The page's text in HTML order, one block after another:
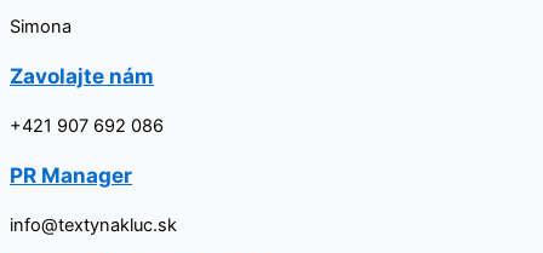
Simona
Zavolajte nám
+421 907 692 086
PR Manager
info@textynakluc.sk